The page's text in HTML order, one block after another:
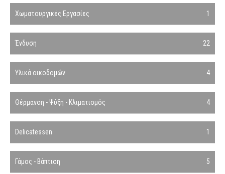
Χωματουργικές Εργασίες 1
Ένδυση 22
Υλικά οικοδομών 4
Θέρμανση - Ψύξη - Κλιματισμός 4
Delicatessen 1
Γάμος - Βάπτιση 5